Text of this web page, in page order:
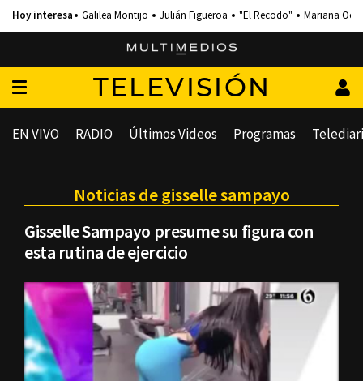
Galilea Montijo Julián Figueroa "El Recodo" Mariana
TELEVISIÓN
EN VIVO RADIO Últimos Videos Programas
Noticias de gisselle sampayo
Gisselle Sampayo presume su figura con
esta rutina de ejercicio